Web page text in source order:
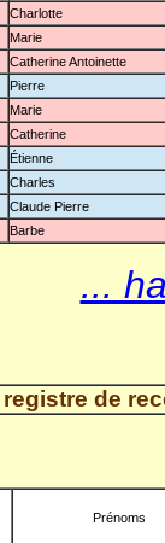
Charlotte
Marie
Catherine Antoinette
Pierre
Marie
Catherine
Étienne
Charles
Claude Pierre
Barbe
...
de
Prénoms